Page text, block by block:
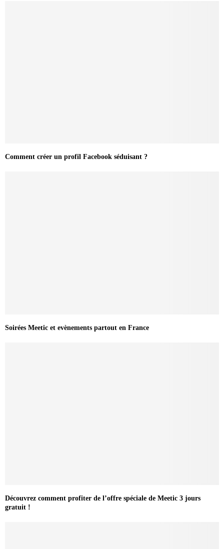
Comment créer un profil Facebook séduisant ?
Soirées Meetic et evènements partout en France
Découvrez comment profiter de l’offre spéciale de Meetic 3 jours
gratuit !